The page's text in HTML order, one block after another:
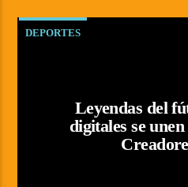
DEPORTES
Leyendas del
digitales se